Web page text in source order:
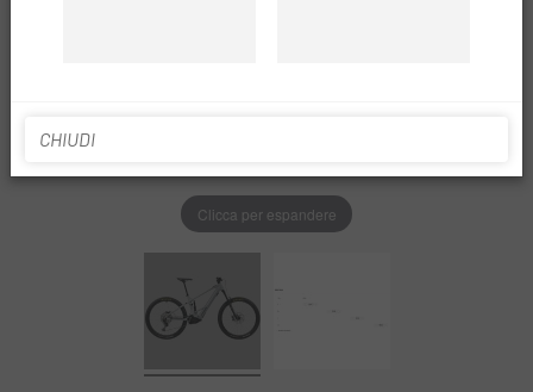
Clicca per espandere
CHIUDI